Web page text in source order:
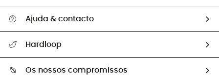
Ajuda & contacto
Guia de tamanhos
Hardloop
Os nossos compromissos